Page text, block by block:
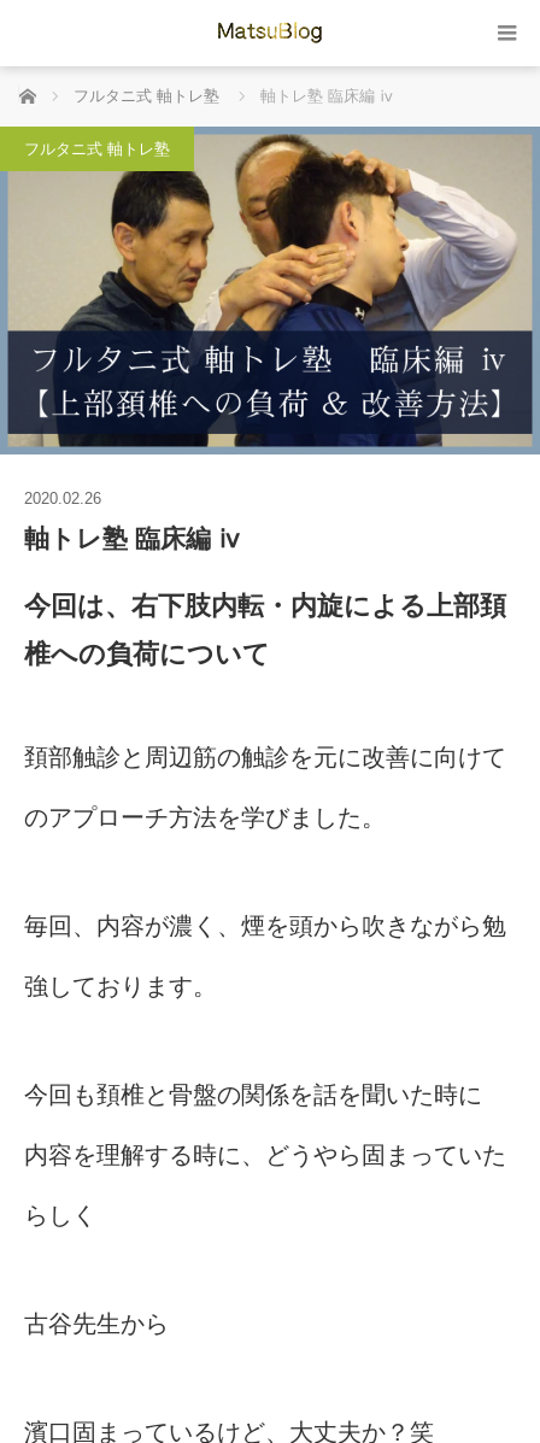
ホーム フルタニ式 軸トレ塾 軸トレ塾 臨床編 ⅳ
フルタニ式 軸トレ塾
2020.02.26
軸トレ塾 臨床編 ⅳ
今回は、右下肢内転・内旋による上部頚
椎への負荷について
頚部触診と周辺筋の触診を元に改善に向けて
のアプローチ方法を学びました。
毎回、内容が濃く、煙を頭から吹きながら勉
強しております。
今回も頚椎と骨盤の関係を話を聞いた時に
内容を理解する時に、どうやら固まっていた
らしく
古谷先生から
濱口固まっているけど、大丈夫か？笑